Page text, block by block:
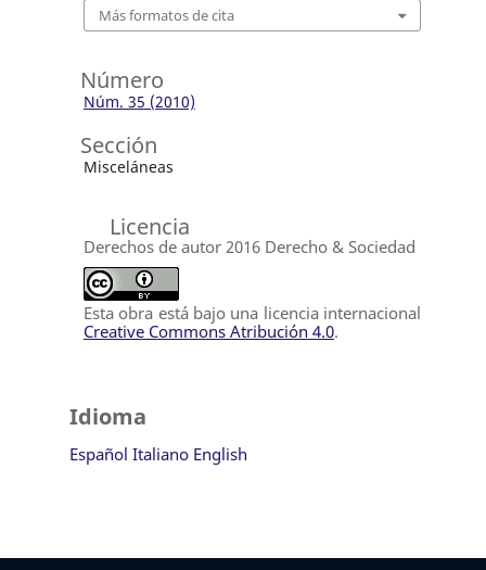
Más formatos de cita
Número
Núm. 35 (2010)
Sección
Misceláneas
Licencia
Derechos de autor 2016 Derecho & Sociedad
Esta obra está bajo una licencia internacional
Creative Commons Atribución 4.0.
Idioma
Español Italiano English